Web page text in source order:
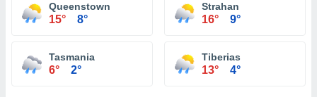
Queenstown
15° 8°
Strahan
16° 9°
Tasmania
6° 2°
Tiberias
13° 4°